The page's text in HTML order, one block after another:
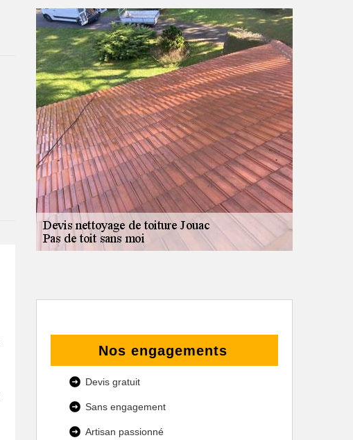
Nos engagements
Devis gratuit
Sans engagement
Artisan passionné